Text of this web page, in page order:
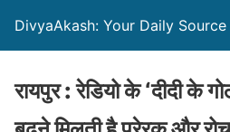
DivyaAkash: Your Daily
रायपुर : रेडियो के ‘दीदी के